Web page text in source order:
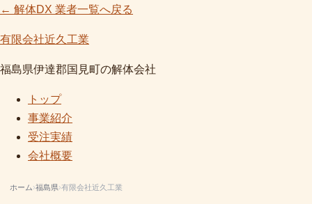
← 解体DX 業者一覧へ戻る
有限会社近久工業
福島県伊達郡国見町の解体会社
トップ
事業紹介
受注実績
会社概要
ホーム›福島県›有限会社近久工業